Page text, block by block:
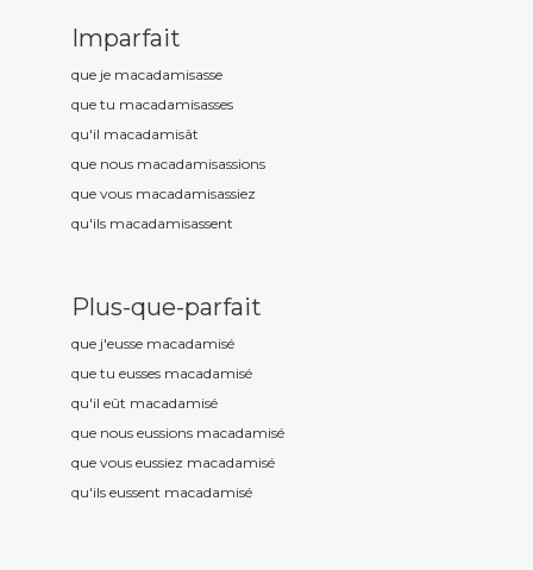
Imparfait
que je macadamisasse
que tu macadamisasses
qu'il macadamisât
que nous macadamisassions
que vous macadamisassiez
qu'ils macadamisassent
Plus-que-parfait
que j'eusse macadamisé
que tu eusses macadamisé
qu'il eût macadamisé
que nous eussions macadamisé
que vous eussiez macadamisé
qu'ils eussent macadamisé